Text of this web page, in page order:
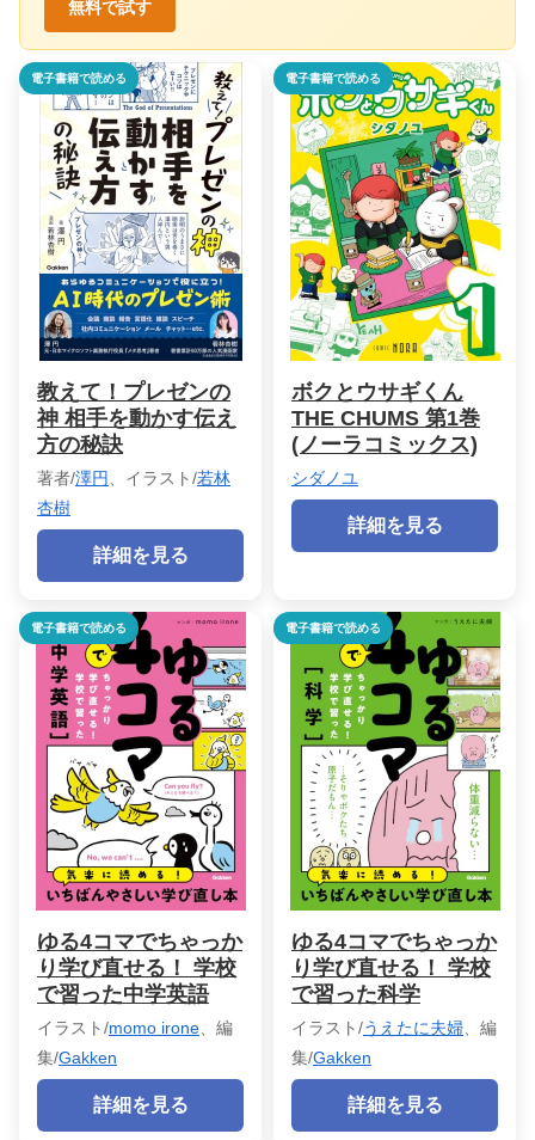
無料で試す
電子書籍で読める
教えて！プレゼンの
神 相手を動かす伝え
方の秘訣
著者/澤円 、イラスト/若林
杏樹
詳細を見る
電子書籍で読める
ボクとウサギくん
THE CHUMS 第1巻
(ノーラコミックス)
シダノユ
詳細を見る
電子書籍で読める
ゆる4コマでちゃっか
り学び直せる！ 学校
で習った中学英語
イラスト/momo irone 、編
集/Gakken
詳細を見る
電子書籍で読める
ゆる4コマでちゃっか
り学び直せる！ 学校
で習った科学
イラスト/うえたに夫婦 、編
集/Gakken
詳細を見る